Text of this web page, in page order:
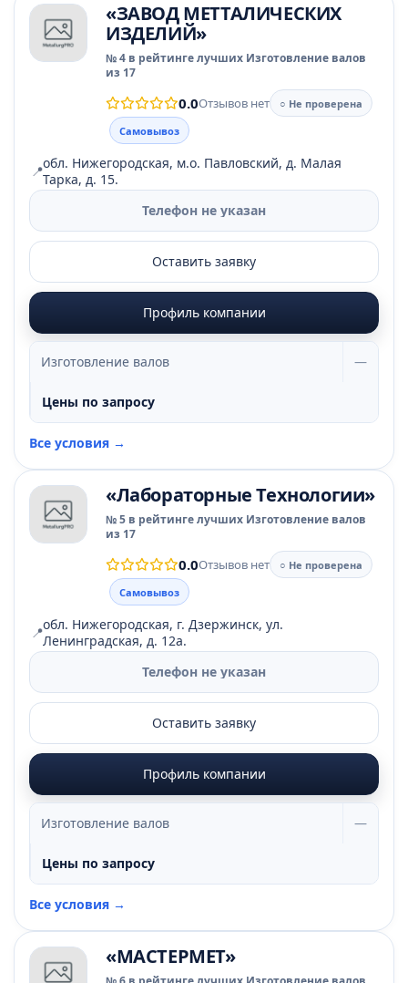
«ЗАВОД МЕТТАЛИЧЕСКИХ
ИЗДЕЛИЙ»
№ 4 в рейтинге лучших Изготовление валов
из 17
0.0Отзывов нет
○ Не проверена
Самовывоз
📍обл. Нижегородская, м.о. Павловский, д. Малая
Тарка, д. 15.
Телефон не указан
Оставить заявку
Профиль компании
Изготовление валов —
Цены по запросу
Все условия →
«Лабораторные Технологии»
№ 5 в рейтинге лучших Изготовление валов
из 17
0.0Отзывов нет
○ Не проверена
Самовывоз
📍обл. Нижегородская, г. Дзержинск, ул.
Ленинградская, д. 12а.
Телефон не указан
Оставить заявку
Профиль компании
Изготовление валов —
Цены по запросу
Все условия →
«МАСТЕРМЕТ»